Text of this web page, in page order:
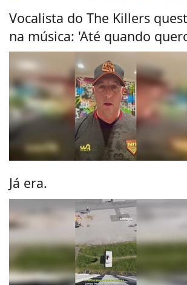
Vocalista do The Killers
na música: 'Até quando
Já era.